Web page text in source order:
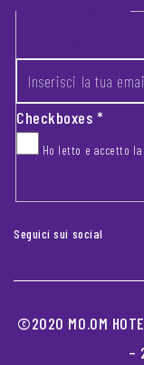
Footer newsletter
Checkboxes*
Ho letto e accetto la
Seguici sui social
©2020 MO.OM
–